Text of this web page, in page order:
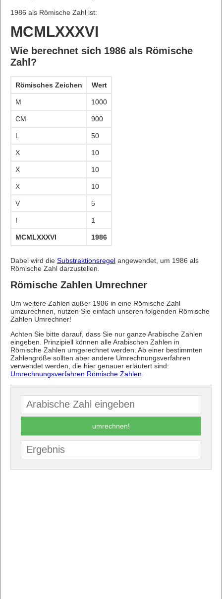
1986 als Römische Zahl ist:
MCMLXXXVI
Wie berechnet sich 1986 als Römische
Zahl?
Römisches Zeichen Wert
M 1000
CM 900
L 50
X 10
X 10
X 10
V 5
I 1
MCMLXXXVI 1986
Dabei wird die Substraktionsregel angewendet, um 1986 als
Römische Zahl darzustellen.
Römische Zahlen Umrechner
Um weitere Zahlen außer 1986 in eine Römische Zahl
umzurechnen, nutzen Sie einfach unseren folgenden Römische
Zahlen Umrechner!
Achten Sie bitte darauf, dass Sie nur ganze Arabische Zahlen
eingeben. Prinzipiell können alle Arabischen Zahlen in
Römische Zahlen umgerechnet werden. Ab einer bestimmten
Zahlengröße sollten aber andere Umrechnungsverfahren
verwendet werden, die hier genauer erläutert sind:
Umrechnungsverfahren Römische Zahlen
umrechnen!